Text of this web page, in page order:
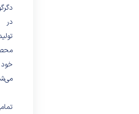
در
خود